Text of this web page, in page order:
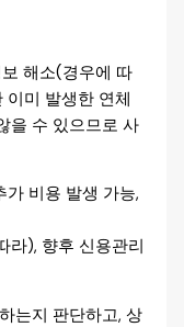
해소(경우에 따
이미 발생한 연체
을 수 있으므로 사
가 비용 발생 가능,
라), 향후 신용관리
는지 판단하고, 상